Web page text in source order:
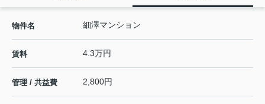
物件名 細澤マンション
賃料 4.3万円
管理 / 共益費 2,800円